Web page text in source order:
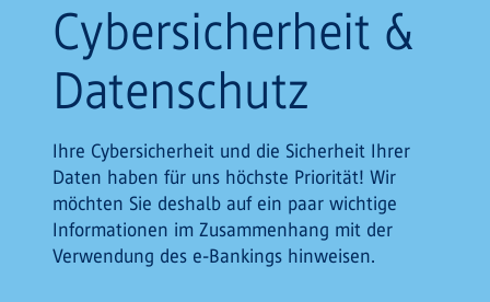
Cybersicherheit &
Datenschutz
Ihre Cybersicherheit und die Sicherheit Ihrer
Daten haben für uns höchste Priorität! Wir
möchten Sie deshalb auf ein paar wichtige
Informationen im Zusammenhang mit der
Verwendung des e-Bankings hinweisen.